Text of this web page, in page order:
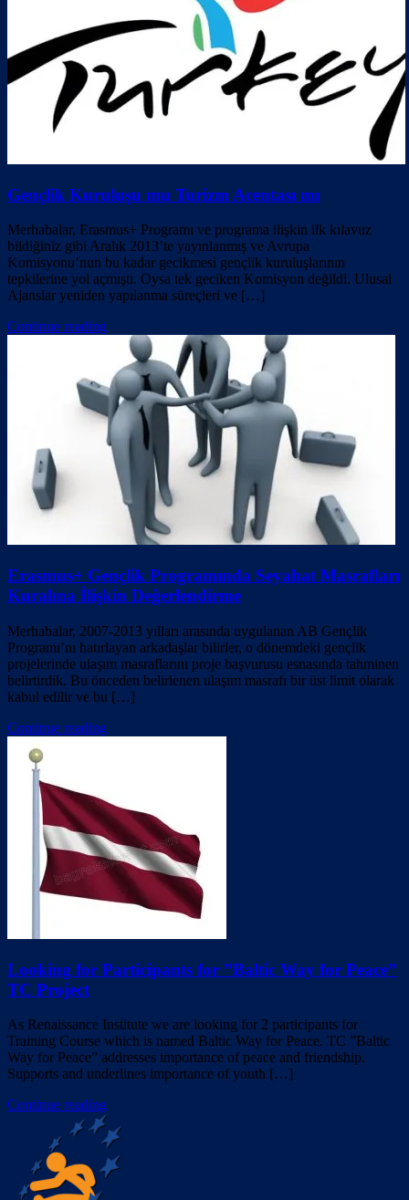
Gençlik Kuruluşu mu Turizm Acentası mı
Merhabalar, Erasmus+ Programı ve programa ilişkin ilk kılavuz
bildiğiniz gibi Aralık 2013’te yayınlanmış ve Avrupa
Komisyonu’nun bu kadar gecikmesi gençlik kuruluşlarının
tepkilerine yol açmıştı. Oysa tek geciken Komisyon değildi. Ulusal
Ajanslar yeniden yapılanma süreçleri ve […]
Continue reading
Erasmus+ Gençlik Programında Seyahat Masrafları
Kuralına İlişkin Değerlendirme
Merhabalar, 2007-2013 yılları arasında uygulanan AB Gençlik
Programı’nı hatırlayan arkadaşlar bilirler, o dönemdeki gençlik
projelerinde ulaşım masraflarını proje başvurusu esnasında tahminen
belirtirdik. Bu önceden belirlenen ulaşım masrafı bir üst limit olarak
kabul edilir ve bu […]
Continue reading
Looking for Participants for ”Baltic Way for Peace”
TC Project
As Renaissance Institute we are looking for 2 participants for
Training Course which is named Baltic Way for Peace. TC ”Baltic
Way for Peace” addresses importance of peace and friendship.
Supports and underlines importance of youth […]
Continue reading